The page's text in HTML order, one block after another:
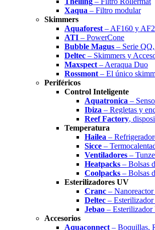
Xaqua – Filtro modular
Skimmers
Aquaforest – AF160 y
ATI – PowerCone
Bubble Magus – Serie
Deltec – Skimmers y
Maxspect – Aeraqua Duo
Rossmont – El único
Periféricos
Control Inteligente
Aquatronica –
Ibiza – Regletas y
Reef Factory,
Temperatura
Hailea –
Sicce –
Ventiladores –
Heatpacks – Bolsas
Coolpacks – Bolsas
Esterilizadores UV
Cranc –
Deltec –
Jebao –
Accesorios
Aquaconnect – Boquillas,